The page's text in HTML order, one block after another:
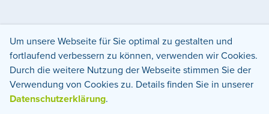
Weitere Center in:
Deutschland
Rheinland-Pfalz Landau
Datenschutz Impressum
Um unsere Webseite für Sie optimal zu gestalten und
fortlaufend verbessern zu können, verwenden wir Cookies.
Durch die weitere Nutzung der Webseite stimmen Sie der
Verwendung von Cookies zu. Details finden Sie in unserer
Datenschutzerklärung.